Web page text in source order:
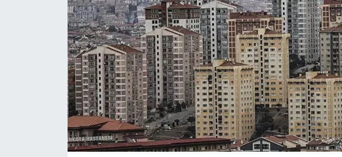
Yerel Yaşam
Canlı Yayın